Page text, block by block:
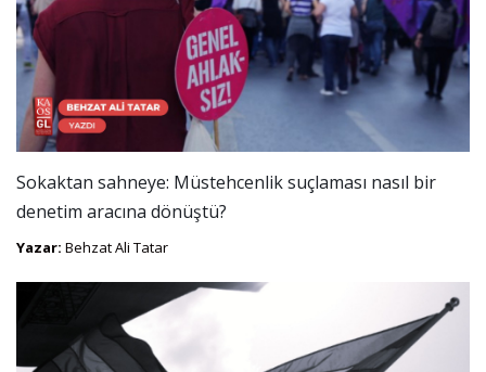
Sokaktan sahneye: Müstehcenlik suçlaması nasıl bir
denetim aracına dönüştü?
Yazar: Behzat Ali Tatar